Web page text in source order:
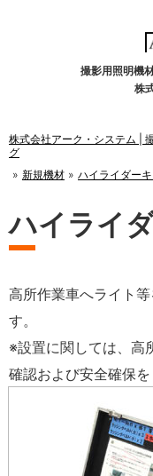
撮影用照明機
株
株式会社アーク・システム |
グ
新規機材
ハイライダー
ハイライ
高所作業車へライト
す。
※設置に関しては、高
確認および安全確保を